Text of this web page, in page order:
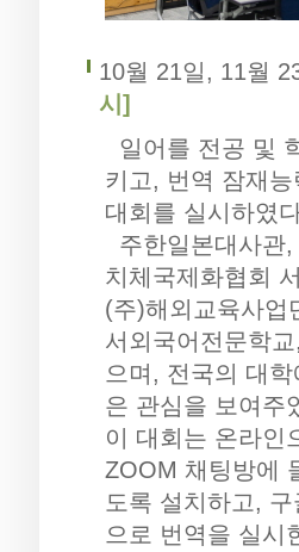
10월 21일, 11월
시]
일어를 전공 및
키고, 번역 잠재
대회를 실시하였
주한일본대사관
치체국제화협회
(주)해외교육사업
서외국어전문학
으며, 전국의 대
은 관심을 보여주
이 대회는 온라인
ZOOM 채팅방에
도록 설치하고,
으로 번역을 실시